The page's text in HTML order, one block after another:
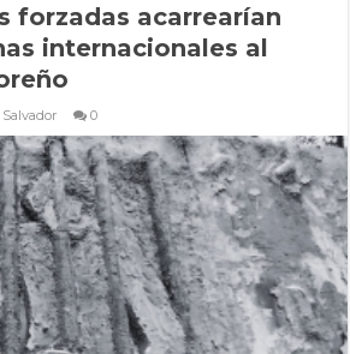
forzadas acarrearían
internacionales al
Salvador 0